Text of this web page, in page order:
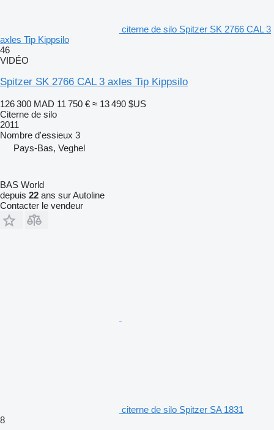
citerne de silo Spitzer SK 2766 CAL 3
axles Tip Kippsilo
46
VIDÉO
Spitzer SK 2766 CAL 3 axles Tip Kippsilo
126 300 MAD 11 750 € ≈ 13 490 $US
Citerne de silo
2011
Nombre d'essieux 3
Pays-Bas, Veghel
BAS World
depuis 22 ans sur Autoline
Contacter le vendeur
citerne de silo Spitzer SA 1831
8